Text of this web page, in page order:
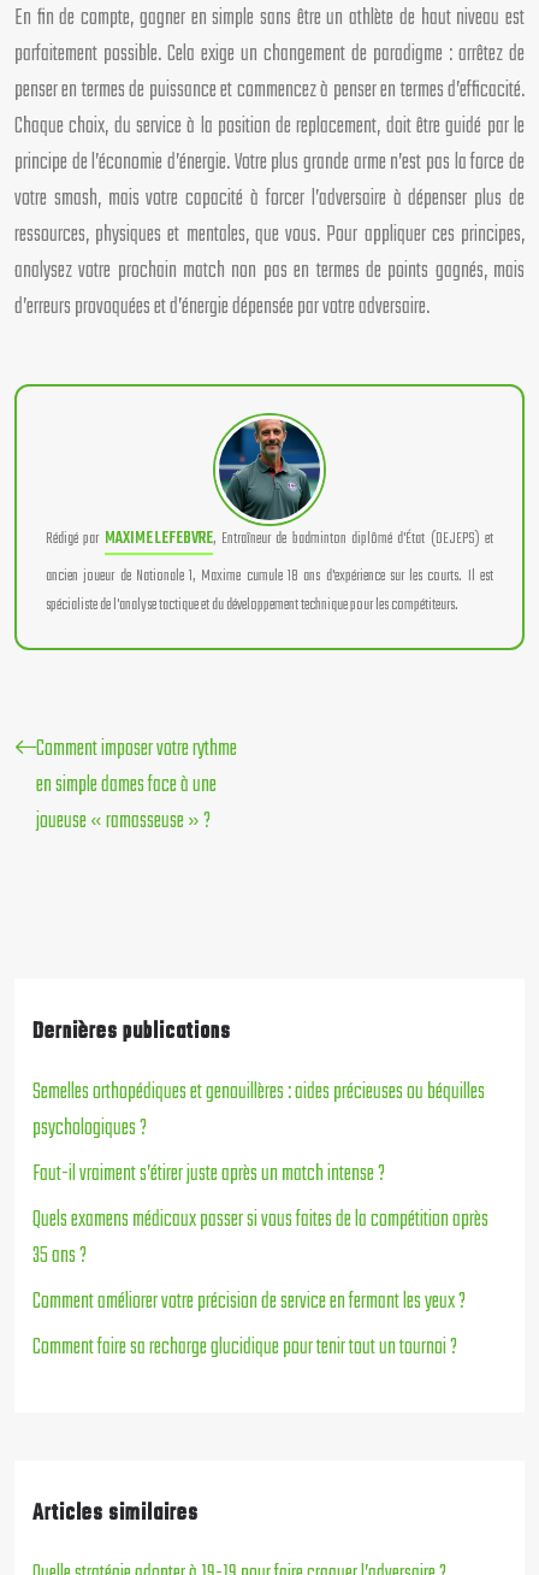
En fin de compte, gagner en simple sans être un athlète de haut niveau est
parfaitement possible. Cela exige un changement de paradigme : arrêtez de
penser en termes de puissance et commencez à penser en termes d’efficacité.
Chaque choix, du service à la position de replacement, doit être guidé par le
principe de l’économie d’énergie. Votre plus grande arme n’est pas la force de
votre smash, mais votre capacité à forcer l’adversaire à dépenser plus de
ressources, physiques et mentales, que vous. Pour appliquer ces principes,
analysez votre prochain match non pas en termes de points gagnés, mais
d’erreurs provoquées et d’énergie dépensée par votre adversaire.
Rédigé par MAXIME LEFEBVRE, Entraîneur de badminton diplômé d'État (DEJEPS) et
ancien joueur de Nationale 1, Maxime cumule 18 ans d'expérience sur les courts. Il est
spécialiste de l'analyse tactique et du développement technique pour les compétiteurs.
Comment imposer votre rythme
en simple dames face à une
joueuse « ramasseuse » ?
Dernières publications
Semelles orthopédiques et genouillères : aides précieuses ou béquilles
psychologiques ?
Faut-il vraiment s’étirer juste après un match intense ?
Quels examens médicaux passer si vous faites de la compétition après
35 ans ?
Comment améliorer votre précision de service en fermant les yeux ?
Comment faire sa recharge glucidique pour tenir tout un tournoi ?
Articles similaires